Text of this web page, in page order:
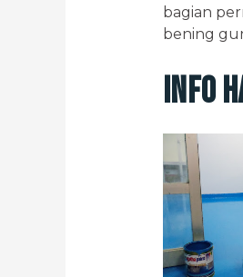
bagian
bening
Info